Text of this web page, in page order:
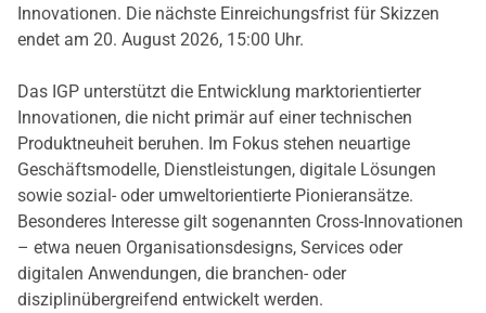
Innovationen. Die nächste Einreichungsfrist für Skizzen
endet am 20. August 2026, 15:00 Uhr.
Das IGP unterstützt die Entwicklung marktorientierter
Innovationen, die nicht primär auf einer technischen
Produktneuheit beruhen. Im Fokus stehen neuartige
Geschäftsmodelle, Dienstleistungen, digitale Lösungen
sowie sozial- oder umweltorientierte Pionieransätze.
Besonderes Interesse gilt sogenannten Cross-Innovationen
– etwa neuen Organisationsdesigns, Services oder
digitalen Anwendungen, die branchen- oder
disziplinübergreifend entwickelt werden.